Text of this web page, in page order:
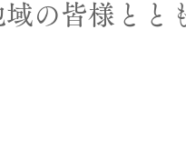
の皆様とと